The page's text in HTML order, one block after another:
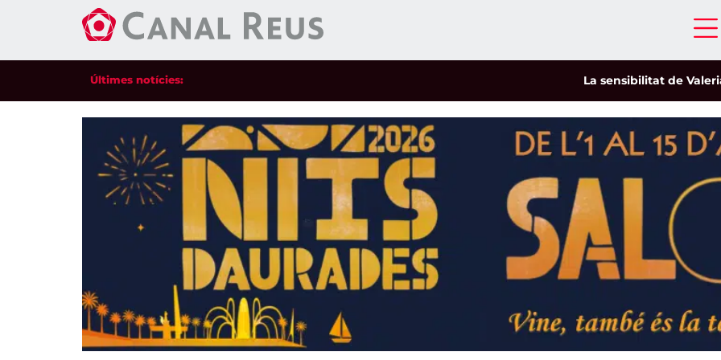
Últimes notícies: La sensibilitat de Valeria